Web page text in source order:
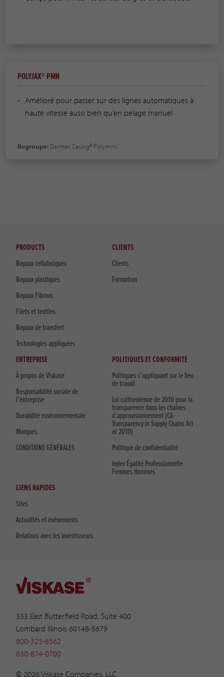
POLYJAX® PMN
Amélioré pour passer sur des lignes automatiques à
haute vitesse aussi bien qu’en pelage manuel
Regroupe: Darmex Casing® Polymini
333 East Butterfield Road, Suite 400
Lombard Illinois 60148-5679
800-323-8562
630-874-0700
© 2026 Viskase Companies, LLC
PRODUCTS
Boyaux cellulosiques
Boyaux plastiques
Boyaux Fibrous
Filets et textiles
Boyaux de transfert
Technologies appliquées
CLIENTS
Clients
Formation
ENTREPRISE
À propos de Viskase
Responsabilité sociale de
l’entreprise
Durabilité environnementale
Marques
CONDITIONS GÉNÉRALES
POLITIQUES ET CONFORMITÉ
Politiques s’appliquant sur le lieu
de travail
Loi californienne de 2010 pour la
transparence dans les chaînes
d’approvisionnement (CA
Transparency in Supply Chains Act
of 2010)
Politique de confidentialité
Index Égalité Professionnelle
Femmes Hommes
LIENS RAPIDES
Sites
Actualités et événements
Relations avec les investisseurs